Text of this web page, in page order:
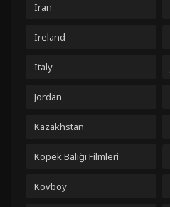
Iran
Ireland
Italy
Jordan
Kazakhstan
Köpek Balığı Filmleri
Kovboy